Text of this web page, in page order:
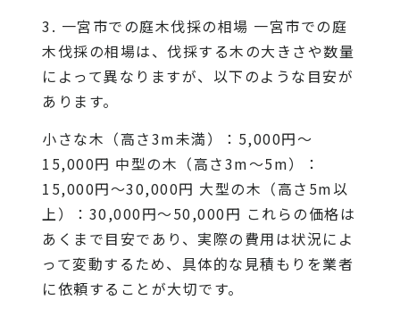
3. 一宮市での庭木伐採の相場 一宮市での庭
木伐採の相場は、伐採する木の大きさや数量
によって異なりますが、以下のような目安が
あります。
小さな木（高さ3m未満）：5,000円～
15,000円 中型の木（高さ3m～5m）：
15,000円～30,000円 大型の木（高さ5m以
上）：30,000円～50,000円 これらの価格は
あくまで目安であり、実際の費用は状況によ
って変動するため、具体的な見積もりを業者
に依頼することが大切です。